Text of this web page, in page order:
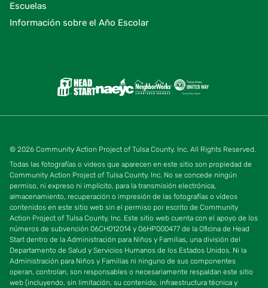
Escuelas
Información sobre el Año Escolar
© 2026 Community Action Project of Tulsa County, Inc. All Rights Reserved.
Todas las fotografías o videos que aparecen en este sitio son propiedad de
Community Action Project of Tulsa County, Inc. No se concede ningún
permiso, ni expreso ni implícito, para la transmisión electrónica,
almacenamiento, recuperación o impresión de las fotografías o vídeos
contenidos en este sitio web sin el permiso por escrito de Community
Action Project of Tulsa County, Inc. Este sitio web cuenta con el apoyo de los
números de subvención 06CH012014 y 06HP000477 de la Oficina de Head
Start dentro de la Administración para Niños y Familias, una división del
Departamento de Salud y Servicios Humanos de los Estados Unidos. Ni la
Administración para Niños y Familias ni ninguno de sus componentes
operan, controlan, son responsables o necesariamente respaldan este sitio
web (incluyendo, sin limitación, su contenido, infraestructura técnica y